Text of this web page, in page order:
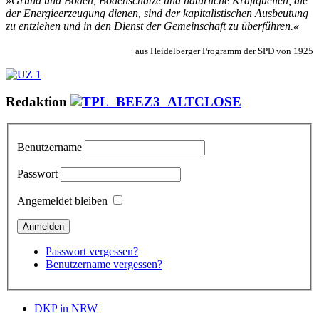
der En­er­gie­er­zeu­gung die­nen, sind der ka­pi­ta­lis­ti­schen Aus­beu­tung
zu ent­zie­hen und in den Dienst der Ge­mein­schaft zu über­füh­ren.«
aus Heidelberger Programm der SPD von 1925
Redaktion
Benutzername
Passwort
Angemeldet bleiben
Passwort vergessen?
Benutzername vergessen?
DKP in NRW